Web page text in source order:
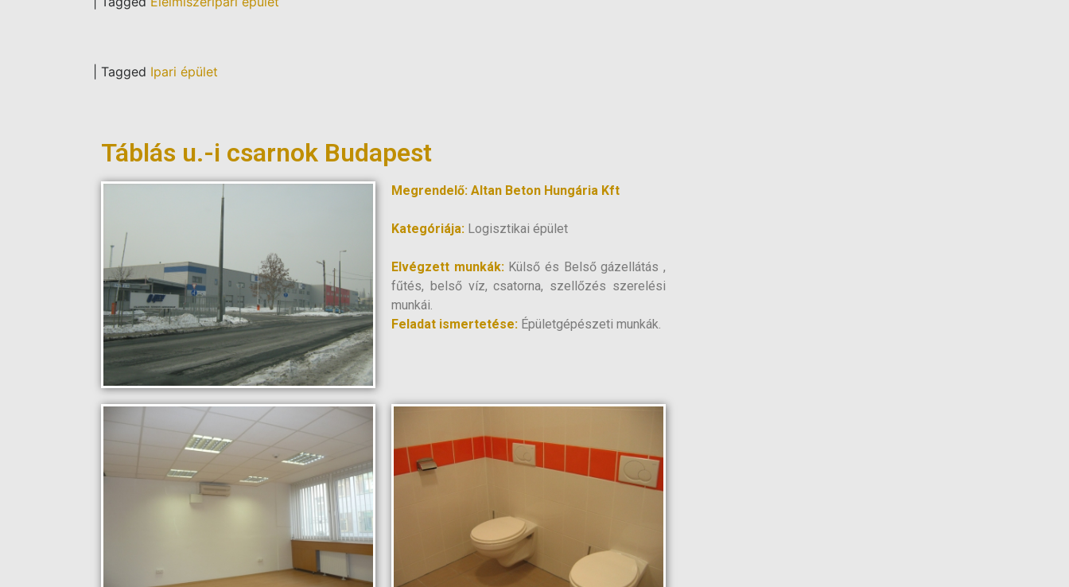
Tagged Ipari épület
Táblás u.-i csarnok Budapest
Megrendelő: Altan Beton Hungária Kft
Kategóriája: Logisztikai épület
Elvégzett munkák: Külső és Belső gázellátás ,
fűtés, belső víz, csatorna, szellőzés szerelési
munkái.
Feladat ismertetése: Épületgépészeti munkák.